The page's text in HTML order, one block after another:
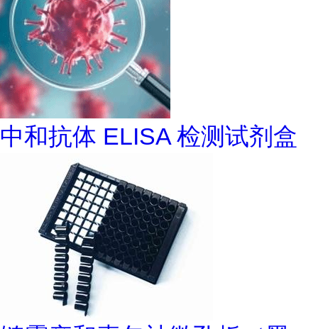
中和抗体 ELISA 检测试剂盒